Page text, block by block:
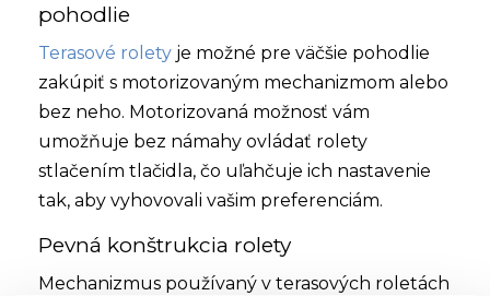
pohodlie
Terasové rolety je možné pre väčšie pohodlie
zakúpiť s motorizovaným mechanizmom alebo
bez neho. Motorizovaná možnosť vám
umožňuje bez námahy ovládať rolety
stlačením tlačidla, čo uľahčuje ich nastavenie
tak, aby vyhovovali vašim preferenciám.
Pevná konštrukcia rolety
Mechanizmus používaný v terasových roletách